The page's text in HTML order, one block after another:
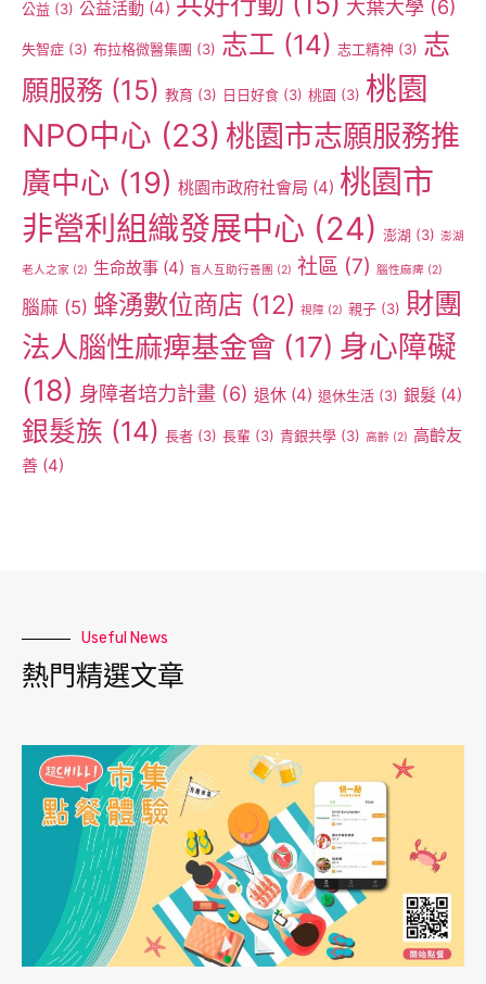
公益 (3) 公益活動 (4) 大葉大學 (6)
失智症 (3) 布拉格微醫集團 (3) 志工 (14) 志工精神 (3) 志
願服務 (15) 教育 (3) 日日好食 (3) 桃園 (3) 桃園
NPO中心 (23) 桃園市志願服務推
廣中心 (19) 桃園市政府社會局 (4) 桃園市
非營利組織發展中心 (24) 澎湖 (3) 澎湖
老人之家 (2) 生命故事 (4) 盲人互助行善團 (2) 社區 (7) 腦性麻痺 (2)
腦麻 (5) 蜂湧數位商店 (12) 視障 (2) 親子 (3) 財團
法人腦性麻痺基金會 (17) 身心障礙
(18) 身障者培力計畫 (6) 退休 (4) 退休生活 (3) 銀髮 (4)
銀髮族 (14) 長者 (3) 長輩 (3) 青銀共學 (3) 高齡 (2) 高齡友
善 (4)
Useful News
熱門精選文章